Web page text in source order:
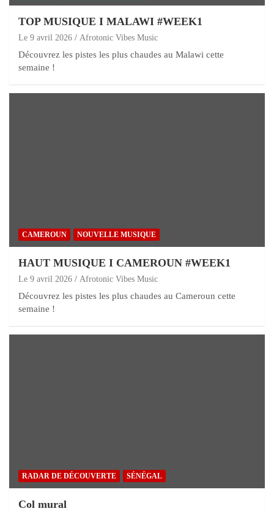
TOP MUSIQUE I MALAWI #WEEK1
Le 9 avril 2026 Afrotonic Vibes Music
Découvrez les pistes les plus chaudes au Malawi cette
semaine !
CAMEROUN NOUVELLE MUSIQUE
HAUT MUSIQUE I CAMEROUN #WEEK1
Le 9 avril 2026 Afrotonic Vibes Music
Découvrez les pistes les plus chaudes au Cameroun cette
semaine !
RADAR DE DÉCOUVERTE SÉNÉGAL
Col mural